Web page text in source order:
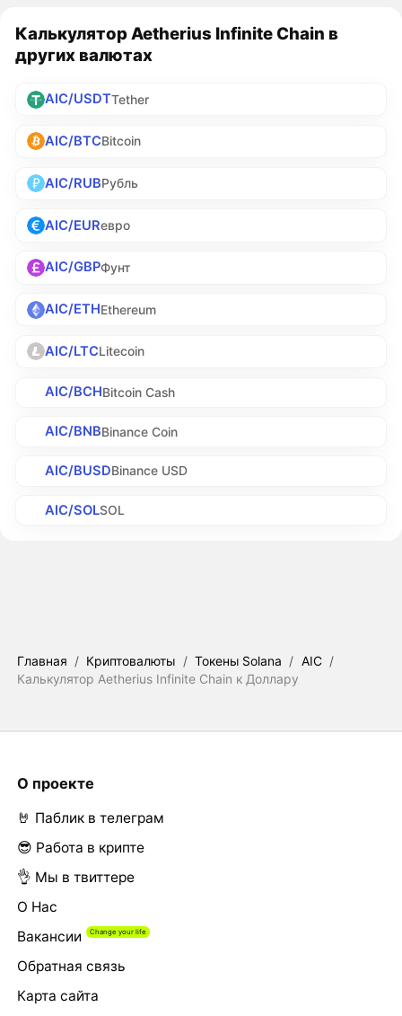
Калькулятор Aetherius Infinite Chain в
других валютах
AIC/USDTTether
AIC/BTCBitcoin
AIC/RUBРубль
AIC/EURевро
AIC/GBPФунт
AIC/ETHEthereum
AIC/LTCLitecoin
AIC/BCHBitcoin Cash
AIC/BNBBinance Coin
AIC/BUSDBinance USD
AIC/SOLSOL
Главная / Криптовалюты / Токены Solana / AIC /
Калькулятор Aetherius Infinite Chain к Доллару
О проекте
🤘 Паблик в телеграм
😎 Работа в крипте
👌 Мы в твиттере
О Нас
Вакансии
Обратная связь
Карта сайта